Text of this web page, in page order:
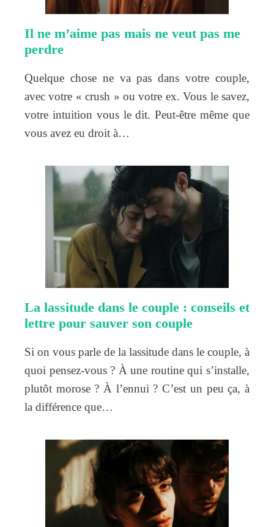
Il ne m’aime pas mais ne veut pas me
perdre
Quelque chose ne va pas dans votre couple,
avec votre « crush » ou votre ex. Vous le savez,
votre intuition vous le dit. Peut-être même que
vous avez eu droit à…
La lassitude dans le couple : conseils et
lettre pour sauver son couple
Si on vous parle de la lassitude dans le couple, à
quoi pensez-vous ? À une routine qui s’installe,
plutôt morose ? À l’ennui ? C’est un peu ça, à
la différence que…